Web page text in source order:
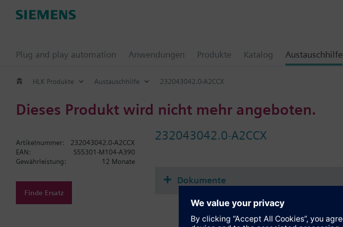
Plug and play automation Anwendungen Produkte Katalog Austauschhilfe
HLK Produkte Austauschhilfe 232043042.0-A2CCX
Dieses Produkt wird nicht mehr angeboten.
232043042.0-A2CCX
Artikelnummer:
232043042.0-A2CCX
EAN:
S55301-M104-A390
Gewährleistung:
12 Monate
Finde Ersatz
Dokumente